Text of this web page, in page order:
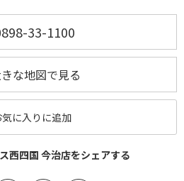
33-1100
な地図で見る
気に入りに追加
西四国 今治店をシェアする